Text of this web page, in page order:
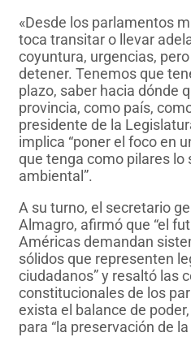
«Desde los parlamentos
toca transitar o llevar
coyuntura, urgencias,
detener. Tenemos que
plazo, saber hacia dónde
provincia, como país,
presidente de la
implica “poner el foco en
que tenga como pilares lo
ambiental”.
A su turno, el secretario
Almagro, afirmó que “el
Américas demandan
sólidos que representen
ciudadanos” y resaltó las
constitucionales de los
exista el balance de
para “la preservación de